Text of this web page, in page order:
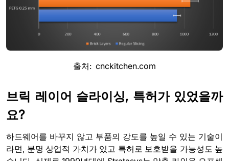
출처: cnckitchen.com
브릭 레이어 슬라이싱, 특허가 있었을까
요?
하드웨어를 바꾸지 않고 부품의 강도를 높일 수 있는 기술이
라면, 분명 상업적 가치가 있고 특허로 보호받을 가능성도 높